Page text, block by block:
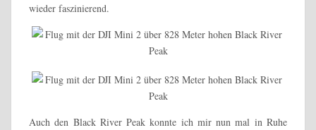
wieder faszinierend.
Auch den Black River Peak konnte ich mir nun mal in Ruhe